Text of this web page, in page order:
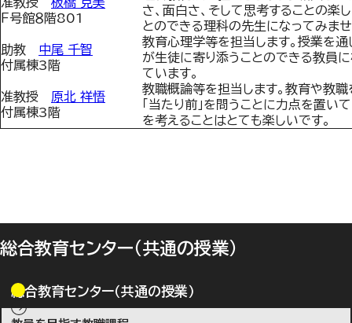
Ｆ号館８階801
さ、面白さ、そして思考することの楽
とのできる理科の先生になってみま
助教 中尾 千智
付属棟3階
教育心理学等を担当します。授業を通
が生徒に寄り添うことのできる教員
ています。
准教授 原北 祥悟
付属棟3階
教職概論等を担当します。教育や教
「当たり前」を問うことに力点を置いて
を考えることはとても楽しいです。
総合教育センター（共通の授業）
総合教育センター（共通の授業）